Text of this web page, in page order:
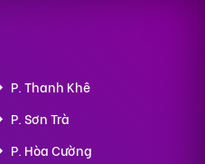
P. Thanh Khê
P. Sơn Trà
P. Hòa Cường